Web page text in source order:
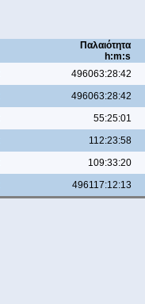
Παλαιότητα
h:m:s
496063:28:42
496063:28:42
55:25:01
112:23:58
109:33:20
496117:12:13